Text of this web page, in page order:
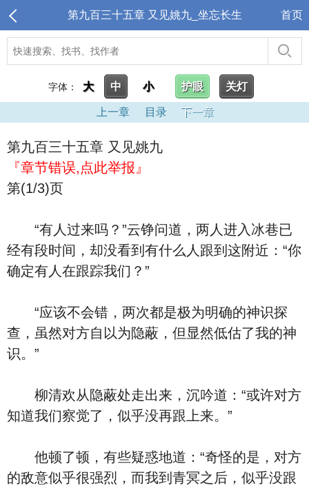
第九百三十五章 又见姚九_坐忘长生 首页
字体： 大 中 小 护眼 关灯
上一章 目录 下一章
第九百三十五章 又见姚九
『章节错误,点此举报』
第(1/3)页
“有人过来吗？”云铮问道，两人进入冰巷已
经有段时间，却没看到有什么人跟到这附近：“你
确定有人在跟踪我们？”
“应该不会错，两次都是极为明确的神识探
查，虽然对方自以为隐蔽，但显然低估了我的神
识。”
柳清欢从隐蔽处走出来，沉吟道：“或许对方
知道我们察觉了，似乎没再跟上来。”
他顿了顿，有些疑惑地道：“奇怪的是，对方
的敌意似乎很强烈，而我到青冥之后，似乎没跟